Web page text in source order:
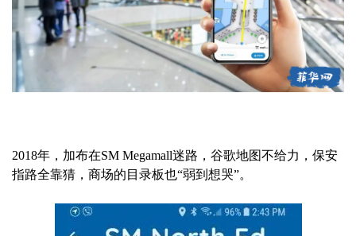
2018年，加布在SM Megamall迷路，谷歌地图不给力，保安
指路全靠猜，商场的目录板也“弱到想哭”。